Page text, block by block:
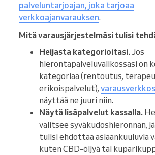
palveluntarjoajan, joka tarjoaa
verkkoajanvarauksen.
Mitä varausjärjestelmäsi tulisi
Heijasta kategorioitasi.Jos
hierontapalveluvalikossasi on
kategoriaa (rentoutus,
erikoispalvelut),
näyttää ne juuri niin.
Näytä lisäpalvelut kassalla.
valitsee syväkudoshieronnan,
tulisi ehdottaa asiaankuuluvia
kuten CBD-öljyä tai